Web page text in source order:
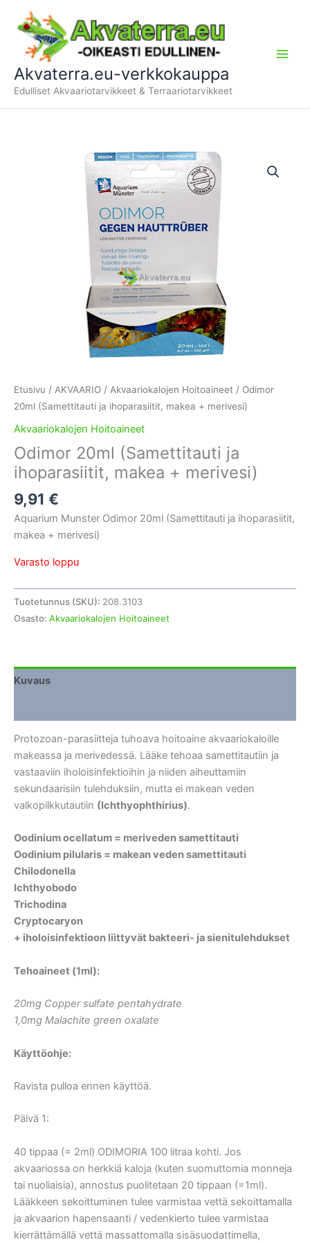
sisältöön
Akvaterra.eu-verkkokauppa
Edulliset Akvaariotarvikkeet & Terraariotarvikkeet
Etusivu / AKVAARIO / Akvaariokalojen Hoitoaineet / Odimor
20ml (Samettitauti ja ihoparasiitit, makea + merivesi)
Akvaariokalojen Hoitoaineet
Odimor 20ml (Samettitauti ja
ihoparasiitit, makea + merivesi)
9,91 €
Aquarium Munster Odimor 20ml (Samettitauti ja ihoparasiitit,
makea + merivesi)
Varasto loppu
Tuotetunnus (SKU): 208.3103
Osasto: Akvaariokalojen Hoitoaineet
Kuvaus
Protozoan-parasiitteja tuhoava hoitoaine akvaariokaloille
makeassa ja merivedessä. Lääke tehoaa samettitautiin ja
vastaaviin iholoisinfektioihin ja niiden aiheuttamiin
sekundaarisiin tulehduksiin, mutta ei makean veden
valkopilkkutautiin (Ichthyophthirius).
Oodinium ocellatum = meriveden samettitauti
Oodinium pilularis = makean veden samettitauti
Chilodonella
Ichthyobodo
Trichodina
Cryptocaryon
+ iholoisinfektioon liittyvät bakteeri- ja sienitulehdukset
Tehoaineet (1ml):
20mg Copper sulfate pentahydrate
1,0mg Malachite green oxalate
Käyttöohje:
Ravista pulloa ennen käyttöä.
Päivä 1:
40 tippaa (= 2ml) ODIMORIA 100 litraa kohti. Jos
akvaariossa on herkkiä kaloja (kuten suomuttomia monneja
tai nuoliaisia), annostus puolitetaan 20 tippaan (=1ml).
Lääkkeen sekoittuminen tulee varmistaa vettä sekoittamalla
ja akvaarion hapensaanti / vedenkierto tulee varmistaa
kierrättämällä vettä massattomalla sisäsuodattimella,